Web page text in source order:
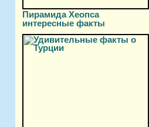
Пирамида Хеопса
интересные факты